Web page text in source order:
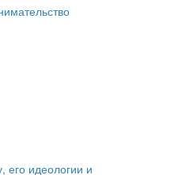
его идеологии и